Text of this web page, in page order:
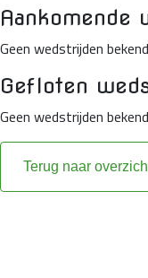
Aankomende
Geen wedstrijden bekend
Gefloten
Geen wedstrijden bekend
Terug naar